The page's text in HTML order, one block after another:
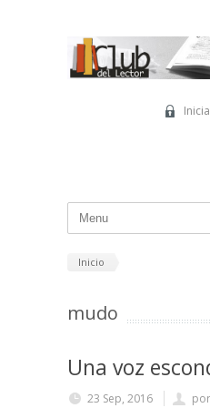
Inicio
mudo
Una voz
23 Sep, 2016 por